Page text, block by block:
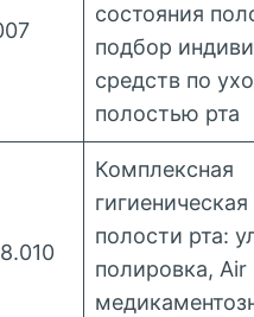
состояния
подбор
средств по
полостью рта
Комплексная
гигиеническая
полости рта:
полировка, Air